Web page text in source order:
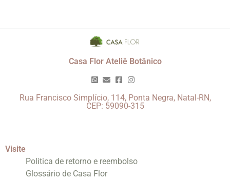
Casa Flor Ateliê Botânico
Rua Francisco Simplício, 114, Ponta Negra, Natal-RN,
CEP: 59090-315
Visite
Politica de retorno e reembolso
Glossário de Casa Flor